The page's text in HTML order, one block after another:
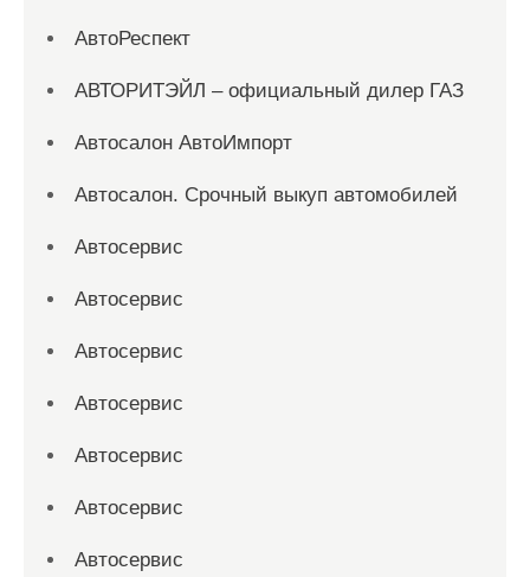
АвтоРеспект
АВТОРИТЭЙЛ – официальный дилер ГАЗ
Автосалон АвтоИмпорт
Автосалон. Срочный выкуп автомобилей
Автосервис
Автосервис
Автосервис
Автосервис
Автосервис
Автосервис
Автосервис